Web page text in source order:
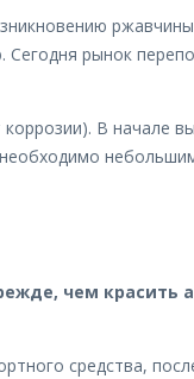
рынок
В начале
чем красить
средства,